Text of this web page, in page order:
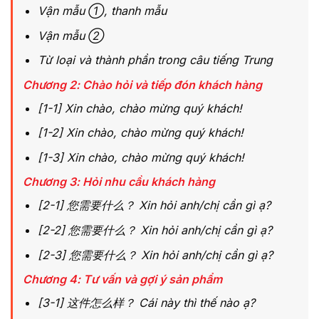
Vận mẫu ①, thanh mẫu
Vận mẫu ②
Từ loại và thành phần trong câu tiếng Trung
Chương 2: Chào hỏi và tiếp đón khách hàng
[1-1] Xin chào, chào mừng quý khách!
[1-2] Xin chào, chào mừng quý khách!
[1-3] Xin chào, chào mừng quý khách!
Chương 3: Hỏi nhu cầu khách hàng
[2-1] 您需要什么？ Xin hỏi anh/chị cần gì ạ?
[2-2] 您需要什么？ Xin hỏi anh/chị cần gì ạ?
[2-3] 您需要什么？ Xin hỏi anh/chị cần gì ạ?
Chương 4: Tư vấn và gợi ý sản phẩm
[3-1] 这件怎么样？ Cái này thì thế nào ạ?